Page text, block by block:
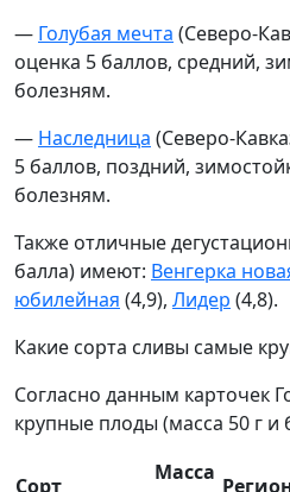
— Голубая мечта (Северо-
оценка 5 баллов, средний,
болезням.
— Наследница (Северо-
5 баллов, поздний,
болезням.
Также отличные
балла) имеют: Венгерка
юбилейная (4,9), Лидер (4,8).
Какие сорта сливы самые
Согласно данным карточек
крупные плоды (масса 50 г и
Сорт
Масса